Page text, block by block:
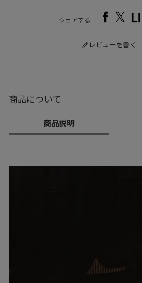
シェアする
レビューを書く
商品について
商品説明